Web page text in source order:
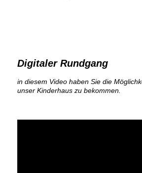
Digitaler Rundgang
in diesem Video haben Sie die
unser Kinderhaus zu bekommen.